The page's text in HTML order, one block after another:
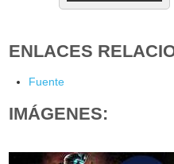
ENLACES
Fuente
IMÁGENES: